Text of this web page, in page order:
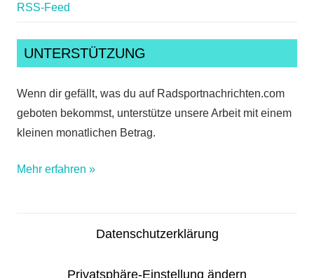
RSS-Feed
UNTERSTÜTZUNG
Wenn dir gefällt, was du auf Radsportnachrichten.com
geboten bekommst, unterstütze unsere Arbeit mit einem
kleinen monatlichen Betrag.
Mehr erfahren »
Datenschutzerklärung
Privatsphäre-Einstellung ändern